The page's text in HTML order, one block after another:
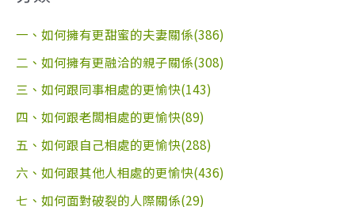
一、如何擁有更甜蜜的夫妻關係(386)
二、如何擁有更融洽的親子關係(308)
三、如何跟同事相處的更愉快(143)
四、如何跟老闆相處的更愉快(89)
五、如何跟自己相處的更愉快(288)
六、如何跟其他人相處的更愉快(436)
七、如何面對破裂的人際關係(29)